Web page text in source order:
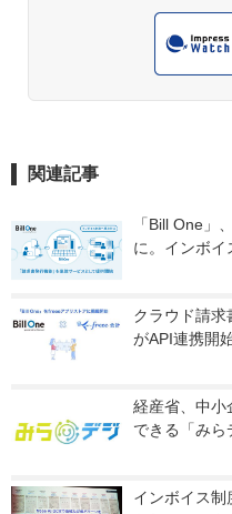
関連記事
「Bill One」
に。インボイ
クラウド請求
がAPI連携開
経産省、中小
できる「みら
インボイス制